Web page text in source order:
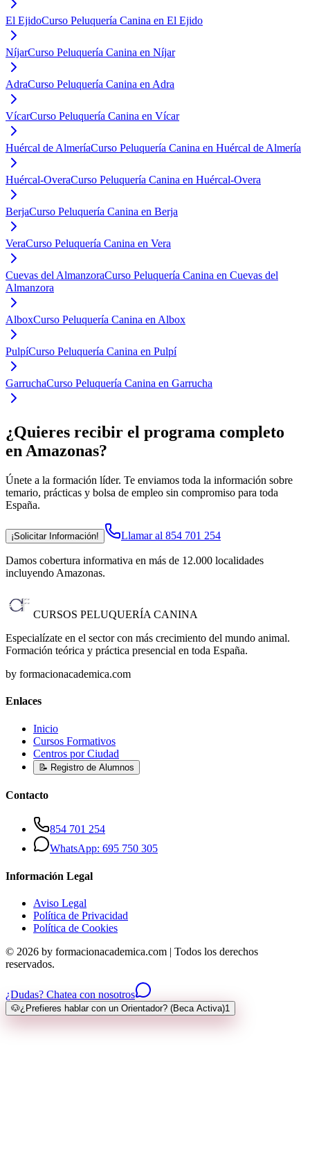
El EjidoCurso Peluquería Canina en El Ejido
NíjarCurso Peluquería Canina en Níjar
AdraCurso Peluquería Canina en Adra
VícarCurso Peluquería Canina en Vícar
Huércal de AlmeríaCurso Peluquería Canina en Huércal de Almería
Huércal-OveraCurso Peluquería Canina en Huércal-Overa
BerjaCurso Peluquería Canina en Berja
VeraCurso Peluquería Canina en Vera
Cuevas del AlmanzoraCurso Peluquería Canina en Cuevas del
Almanzora
AlboxCurso Peluquería Canina en Albox
PulpíCurso Peluquería Canina en Pulpí
GarruchaCurso Peluquería Canina en Garrucha
¿Quieres recibir el programa completo
en Amazonas?
Únete a la formación líder. Te enviamos toda la información sobre
temario, prácticas y bolsa de empleo sin compromiso para toda
España.
¡Solicitar Información! Llamar al 854 701 254
Damos cobertura informativa en más de 12.000 localidades
incluyendo Amazonas.
CURSOS PELUQUERÍA CANINA
Especialízate en el sector con más crecimiento del mundo animal.
Formación teórica y práctica presencial en toda España.
by formacionacademica.com
Enlaces
Inicio
Cursos Formativos
Centros por Ciudad
📝 Registro de Alumnos
Contacto
854 701 254
WhatsApp: 695 750 305
Información Legal
Aviso Legal
Política de Privacidad
Política de Cookies
© 2026 by formacionacademica.com | Todos los derechos
reservados.
¿Dudas? Chatea con nosotros
🐶¿Prefieres hablar con un Orientador? (Beca Activa)1